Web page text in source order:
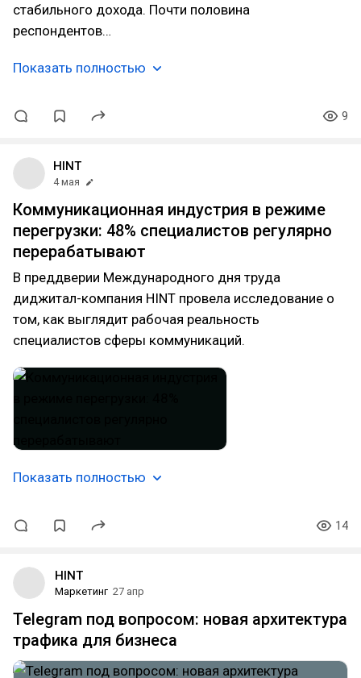
стабильного дохода. Почти половина
респондентов…
Показать полностью
9
HINT
4 мая
Коммуникационная индустрия в режиме
перегрузки: 48% специалистов регулярно
перерабатывают
В преддверии Международного дня труда
диджитал-компания HINT провела исследование о
том, как выглядит рабочая реальность
специалистов сферы коммуникаций.
Показать полностью
14
HINT
Маркетинг 27 апр
Telegram под вопросом: новая архитектура
трафика для бизнеса